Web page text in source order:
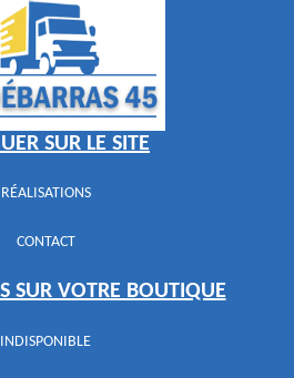
SUR LE SITE
RÉALISATIONS
CONTACT
SUR VOTRE BOUTIQUE
INDISPONIBLE